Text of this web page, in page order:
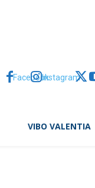
FacebookInstagram X
VIBO VALENTIA